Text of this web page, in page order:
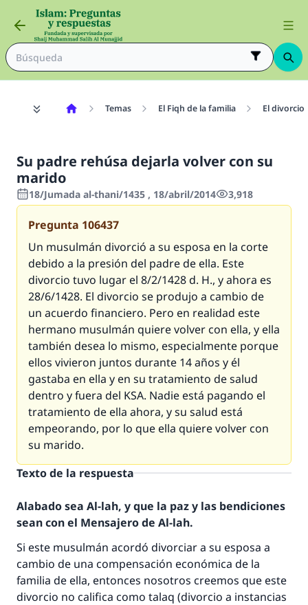
Temas El Fiqh de la familia El divorcio
Su padre rehúsa dejarla volver con su
marido
18/Jumada al-thani/1435 , 18/abril/2014 3,918
Pregunta 106437
Un musulmán divorció a su esposa en la corte
debido a la presión del padre de ella. Este
divorcio tuvo lugar el 8/2/1428 d. H., y ahora es
28/6/1428. El divorcio se produjo a cambio de
un acuerdo financiero. Pero en realidad este
hermano musulmán quiere volver con ella, y ella
también desea lo mismo, especialmente porque
ellos vivieron juntos durante 14 años y él
gastaba en ella y en su tratamiento de salud
dentro y fuera del KSA. Nadie está pagando el
tratamiento de ella ahora, y su salud está
empeorando, por lo que ella quiere volver con
su marido.
Texto de la respuesta
Alabado sea Al-lah, y que la paz y las bendiciones
sean con el Mensajero de Al-lah.
Si este musulmán acordó divorciar a su esposa a
cambio de una compensación económica de la
familia de ella, entonces nosotros creemos que este
divorcio no califica como talaq (divorcio a instancias